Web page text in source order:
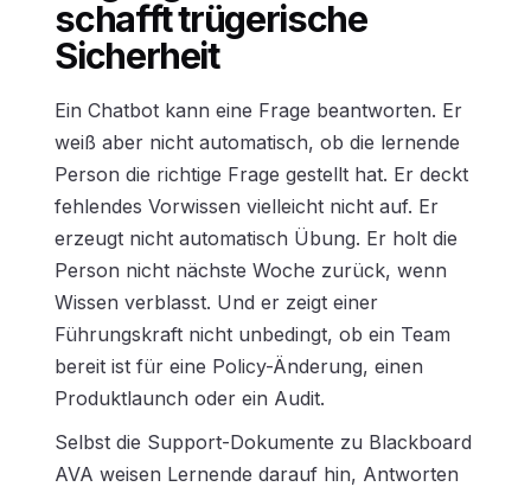
schafft trügerische
Sicherheit
Ein Chatbot kann eine Frage beantworten. Er
weiß aber nicht automatisch, ob die lernende
Person die richtige Frage gestellt hat. Er deckt
fehlendes Vorwissen vielleicht nicht auf. Er
erzeugt nicht automatisch Übung. Er holt die
Person nicht nächste Woche zurück, wenn
Wissen verblasst. Und er zeigt einer
Führungskraft nicht unbedingt, ob ein Team
bereit ist für eine Policy-Änderung, einen
Produktlaunch oder ein Audit.
Selbst die Support-Dokumente zu Blackboard
AVA weisen Lernende darauf hin, Antworten